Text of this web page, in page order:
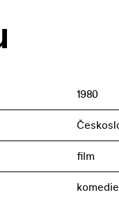
1980
film
komedie